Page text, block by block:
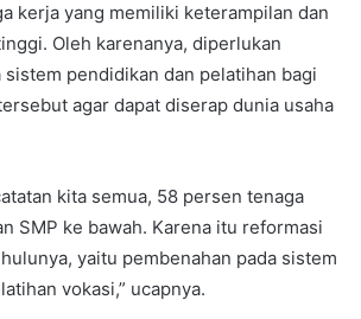
kerja yang memiliki keterampilan dan
Oleh karenanya, diperlukan
sistem pendidikan dan pelatihan bagi
agar dapat diserap dunia usaha
kita semua, 58 persen tenaga
SMP ke bawah. Karena itu reformasi
yaitu pembenahan pada sistem
vokasi,” ucapnya.